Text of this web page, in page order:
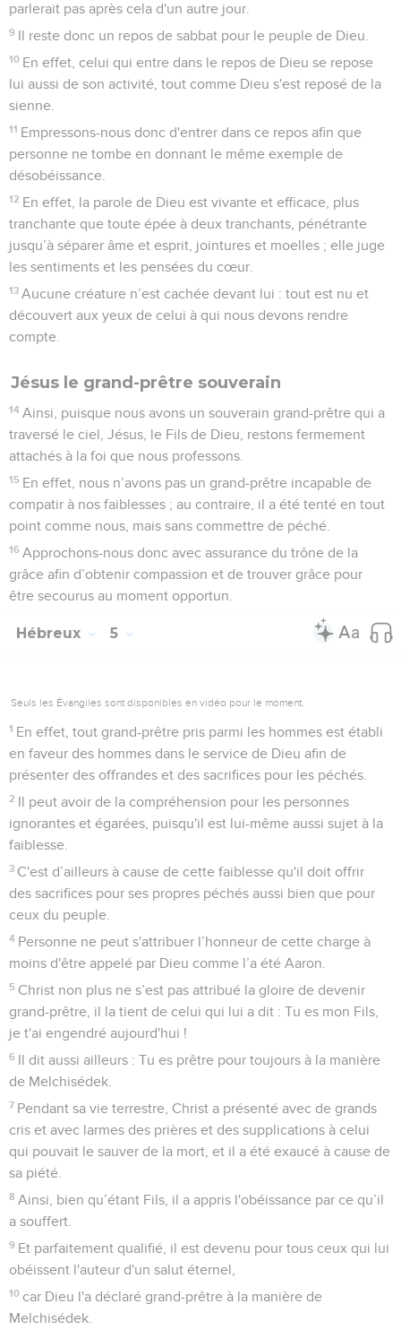
parlerait pas après cela d'un autre jour.
9 Il reste donc un repos de sabbat pour le peuple de Dieu.
10 En effet, celui qui entre dans le repos de Dieu se repose
lui aussi de son activité, tout comme Dieu s'est reposé de la
sienne.
11 Empressons-nous donc d'entrer dans ce repos afin que
personne ne tombe en donnant le même exemple de
désobéissance.
12 En effet, la parole de Dieu est vivante et efficace, plus
tranchante que toute épée à deux tranchants, pénétrante
jusqu’à séparer âme et esprit, jointures et moelles ; elle juge
les sentiments et les pensées du cœur.
13 Aucune créature n’est cachée devant lui : tout est nu et
découvert aux yeux de celui à qui nous devons rendre
compte.
Jésus le grand-prêtre souverain
14 Ainsi, puisque nous avons un souverain grand-prêtre qui a
traversé le ciel, Jésus, le Fils de Dieu, restons fermement
attachés à la foi que nous professons.
15 En effet, nous n’avons pas un grand-prêtre incapable de
compatir à nos faiblesses ; au contraire, il a été tenté en tout
point comme nous, mais sans commettre de péché.
16 Approchons-nous donc avec assurance du trône de la
grâce afin d’obtenir compassion et de trouver grâce pour
être secourus au moment opportun.
Hébreux 5
Seuls les Évangiles sont disponibles en vidéo pour le moment.
1 En effet, tout grand-prêtre pris parmi les hommes est établi
en faveur des hommes dans le service de Dieu afin de
présenter des offrandes et des sacrifices pour les péchés.
2 Il peut avoir de la compréhension pour les personnes
ignorantes et égarées, puisqu'il est lui-même aussi sujet à la
faiblesse.
3 C'est d’ailleurs à cause de cette faiblesse qu'il doit offrir
des sacrifices pour ses propres péchés aussi bien que pour
ceux du peuple.
4 Personne ne peut s'attribuer l’honneur de cette charge à
moins d'être appelé par Dieu comme l’a été Aaron.
5 Christ non plus ne s’est pas attribué la gloire de devenir
grand-prêtre, il la tient de celui qui lui a dit : Tu es mon Fils,
je t'ai engendré aujourd'hui !
6 Il dit aussi ailleurs : Tu es prêtre pour toujours à la manière
de Melchisédek.
7 Pendant sa vie terrestre, Christ a présenté avec de grands
cris et avec larmes des prières et des supplications à celui
qui pouvait le sauver de la mort, et il a été exaucé à cause de
sa piété.
8 Ainsi, bien qu’étant Fils, il a appris l'obéissance par ce qu’il
a souffert.
9 Et parfaitement qualifié, il est devenu pour tous ceux qui lui
obéissent l'auteur d'un salut éternel,
10 car Dieu l'a déclaré grand-prêtre à la manière de
Melchisédek.